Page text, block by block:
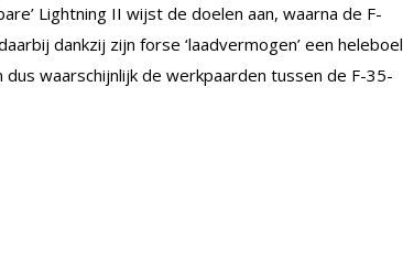
Lightning II wijst de doelen aan, waarna de F-
dankzij zijn forse ‘laadvermogen’ een heleboel
dus waarschijnlijk de werkpaarden tussen de F-35-